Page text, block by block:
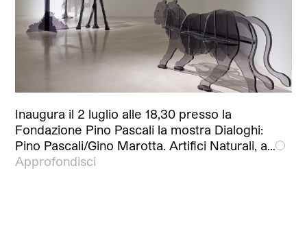
Inaugura il 2 luglio alle 18,30 presso la
Fondazione Pino Pascali la mostra Dialoghi:
Pino Pascali/Gino Marotta. Artifici Naturali, a…
Approfondisci